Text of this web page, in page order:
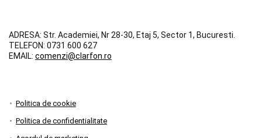
ADRESA: Str. Academiei, Nr 28-30, Etaj 5, Sector 1, Bucuresti.
TELEFON: 0731 600 627
EMAIL: comenzi@clarfon.ro
Politica de cookie
Politica de confidentialitate